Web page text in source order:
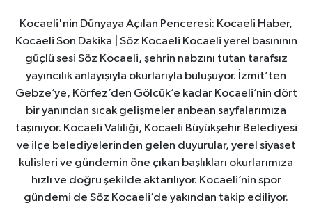
Kocaeli'nin Dünyaya Açılan Penceresi: Kocaeli Haber,
Kocaeli Son Dakika | Söz Kocaeli Kocaeli yerel basınının
güçlü sesi Söz Kocaeli, şehrin nabzını tutan tarafsız
yayıncılık anlayışıyla okurlarıyla buluşuyor. İzmit’ten
Gebze’ye, Körfez’den Gölcük’e kadar Kocaeli’nin dört
bir yanından sıcak gelişmeler anbean sayfalarımıza
taşınıyor. Kocaeli Valiliği, Kocaeli Büyükşehir Belediyesi
ve ilçe belediyelerinden gelen duyurular, yerel siyaset
kulisleri ve gündemin öne çıkan başlıkları okurlarımıza
hızlı ve doğru şekilde aktarılıyor. Kocaeli’nin spor
gündemi de Söz Kocaeli’de yakından takip ediliyor.